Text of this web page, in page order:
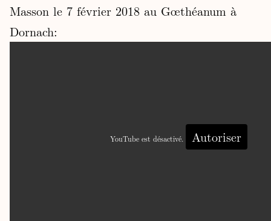
Masson le 7 février 2018 au Gœthéanum à
Dornach:
YouTube est désactivé. Autoriser